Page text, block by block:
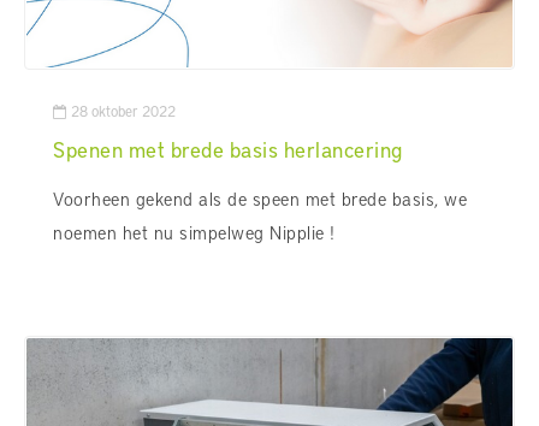
28 oktober 2022
Spenen met brede basis herlancering
Voorheen gekend als de speen met brede basis, we
noemen het nu simpelweg Nipplie !